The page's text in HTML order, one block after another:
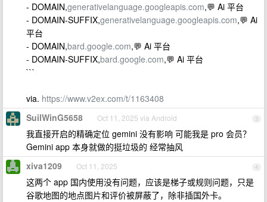
- DOMAIN,generativelanguage.googleapis.com,💬 Ai 平台
- DOMAIN-SUFFIX,generativelanguage.googleapis.com,💬 Ai
平台
- DOMAIN,bard.google.com,💬 Ai 平台
- DOMAIN-SUFFIX,bard.google.com,💬 Ai 平台
```
via. https://www.v2ex.com/t/1163408
3
SuilWinG5658 Oct 11, 2025 via Android
我直接开启的精确定位 gemini 没有影响 可能我是 pro 会员？
Gemini app 本身就做的挺垃圾的 经常抽风
4
xiva1209 Oct 11, 2025
这两个 app 国内使用没有问题，应该是梯子或规则问题，只是
谷歌地图的地点图片和评价被屏蔽了，除非插国外卡。